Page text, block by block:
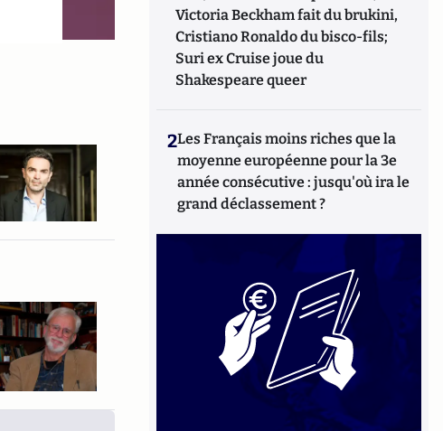
Victoria Beckham fait du brukini,
Cristiano Ronaldo du bisco-fils;
Suri ex Cruise joue du
Shakespeare queer
2Les Français moins riches que la
moyenne européenne pour la 3e
année consécutive : jusqu'où ira le
grand déclassement ?